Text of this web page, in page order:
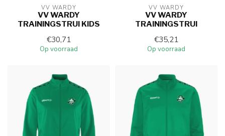
VV WARDY
VV WARDY
TRAININGSTRUI KIDS
€30,71
Op voorraad
VV WARDY
VV WARDY
TRAININGSTRUI
€35,21
Op voorraad